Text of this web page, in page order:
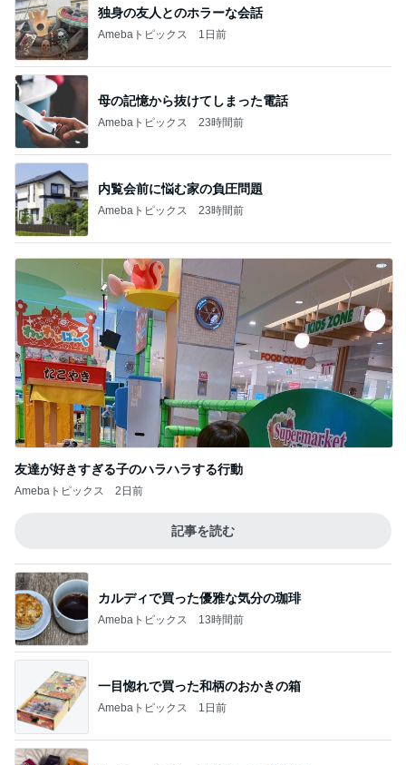
独身の友人とのホラーな会話
Amebaトピックス 1日前
母の記憶から抜けてしまった電話
Amebaトピックス 23時間前
内覧会前に悩む家の負圧問題
Amebaトピックス 23時間前
友達が好きすぎる子のハラハラする行動
Amebaトピックス 2日前
記事を読む
カルディで買った優雅な気分の珈琲
Amebaトピックス 13時間前
一目惚れで買った和柄のおかきの箱
Amebaトピックス 1日前